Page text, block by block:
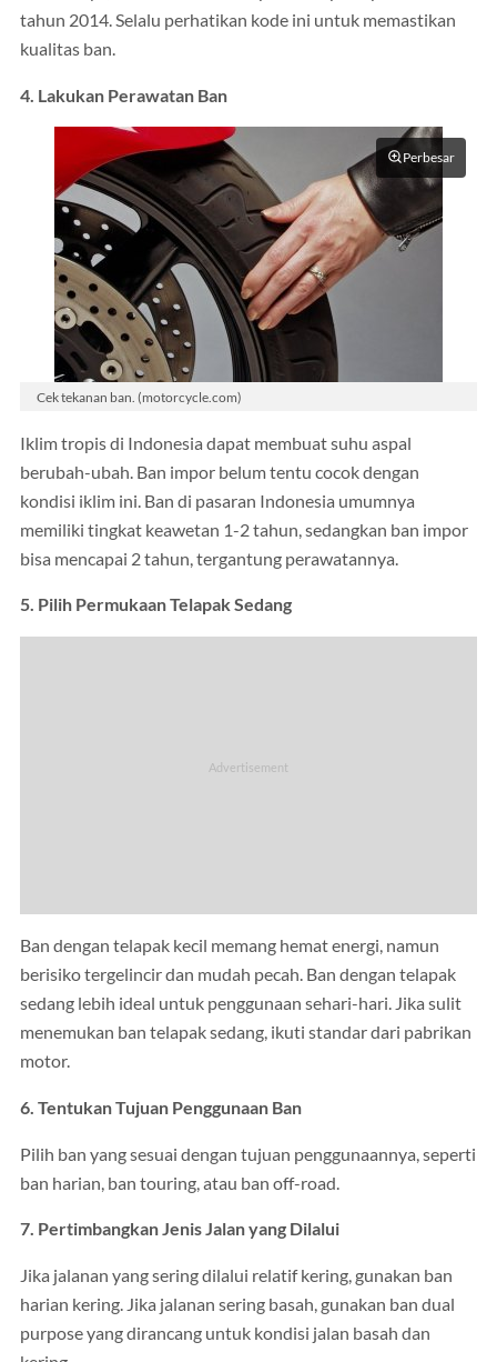
tahun 2014. Selalu perhatikan kode ini untuk memastikan
kualitas ban.
4. Lakukan Perawatan Ban
Perbesar
Cek tekanan ban. (motorcycle.com)
Iklim tropis di Indonesia dapat membuat suhu aspal
berubah-ubah. Ban impor belum tentu cocok dengan
kondisi iklim ini. Ban di pasaran Indonesia umumnya
memiliki tingkat keawetan 1-2 tahun, sedangkan ban impor
bisa mencapai 2 tahun, tergantung perawatannya.
5. Pilih Permukaan Telapak Sedang
Ban dengan telapak kecil memang hemat energi, namun
berisiko tergelincir dan mudah pecah. Ban dengan telapak
sedang lebih ideal untuk penggunaan sehari-hari. Jika sulit
menemukan ban telapak sedang, ikuti standar dari pabrikan
motor.
6. Tentukan Tujuan Penggunaan Ban
Pilih ban yang sesuai dengan tujuan penggunaannya, seperti
ban harian, ban touring, atau ban off-road.
7. Pertimbangkan Jenis Jalan yang Dilalui
Jika jalanan yang sering dilalui relatif kering, gunakan ban
harian kering. Jika jalanan sering basah, gunakan ban dual
purpose yang dirancang untuk kondisi jalan basah dan